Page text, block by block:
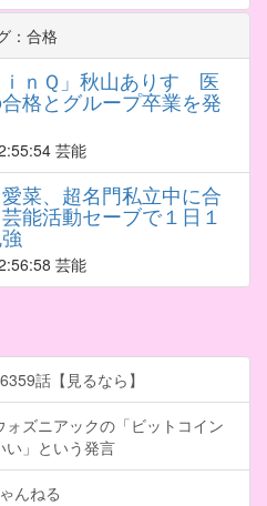
：合格
ｉｎＱ」秋山ありす 医
格とグループ卒業を発
芸能
愛菜、超名門私立中に合
能活動セーブで１日１
芸能
話【見るなら】
ォズニアックの「ビットコイン
い」という発言
んねる